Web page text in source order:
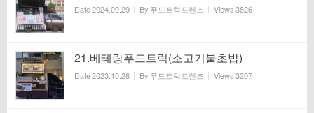
Date2024.09.29 By 푸드트럭프렌즈 Views3826
21.베테랑푸드트럭(소고기불초밥)
Date2023.10.28 By 푸드트럭프렌즈 Views3207